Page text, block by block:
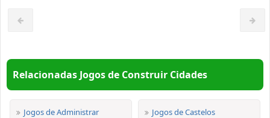
Relacionadas Jogos de Construir Cidades
Jogos de Administrar Jogos de Castelos